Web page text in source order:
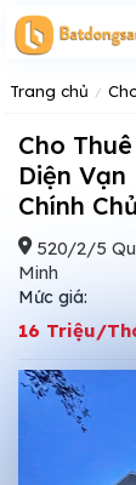
Trang chủ
Cho Thuê Nguyên Căn Hẻm Xe Tải đối
Diện
Chính Chủ
520/2/5
Minh
Mức giá:
16 Triệu/